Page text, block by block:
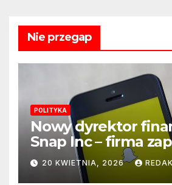
Nie przegap
POLITYKA
Nowy dyrektor
Snap Inc – firma
zmianę na
stanowisku
20 KWIETNIA, 2026